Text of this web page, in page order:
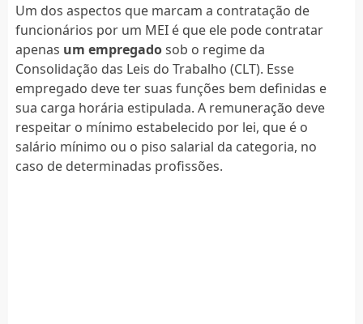
Um dos aspectos que marcam a contratação de
funcionários por um MEI é que ele pode contratar
apenas um empregadosob o regime da
Consolidação das Leis do Trabalho (CLT). Esse
empregado deve ter suas funções bem definidas e
sua carga horária estipulada. A remuneração deve
respeitar o mínimo estabelecido por lei, que é o
salário mínimo ou o piso salarial da categoria, no
caso de determinadas profissões.